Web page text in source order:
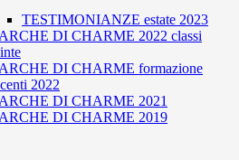
TESTIMONIANZE estate 2023
DI CHARME 2022 classi
DI CHARME formazione
2022
DI CHARME 2021
DI CHARME 2019